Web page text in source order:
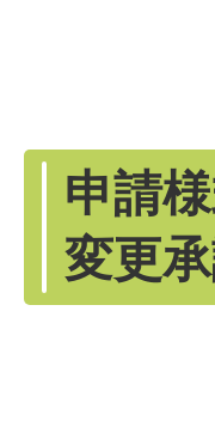
申請
変更